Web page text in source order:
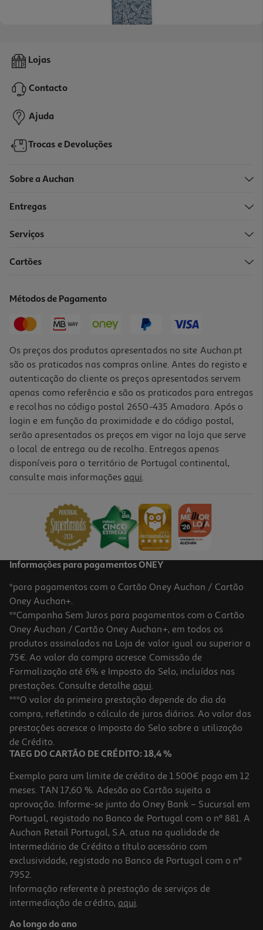
Saco Para Presente Auchan Tamanho L
2,29 €
Saco Para Presente Auchan Tamanho M
Saco Para Presente Auchan Tamanho L Modelos Sortidos
2.29 €/un
2,29 €
Saco Para Presente Auchan Infantil Tamanho L
2.29 €/un
Lojas
Contacto
Ajuda
Trocas e Devoluções
Sobre a Auchan
Entregas
Serviços
Cartões
Métodos de Pagamento
Os preços dos produtos apresentados no site Auchan.pt
são os praticados nas compras online. Antes do registo e
autenticação do cliente os preços apresentados servem
apenas como referência e são os praticados para entregas
e recolhas no código postal 2650-435 Amadora. Após o
login e em função da proximidade e do código postal,
serão apresentados os preços em vigor na loja que serve
o local de entrega ou de recolha. Entregas apenas
disponíveis para o território de Portugal continental,
consulte mais informações aqui.
Informações para pagamentos ONEY
*para pagamentos com o Cartão Oney Auchan / Cartão
Oney Auchan+.
**Campanha Sem Juros para pagamentos com o Cartão
Oney Auchan / Cartão Oney Auchan+, em todos os
produtos assinalados na Loja de valor igual ou superior a
75€. Ao valor da compra acresce Comissão de
Formalização até 6% e Imposto do Selo, incluídos nas
prestações. Consulte detalhe aqui.
***O valor da primeira prestação depende do dia da
compra, refletindo o cálculo de juros diários. Ao valor das
prestações acresce o Imposto do Selo sobre a utilização
de Crédito.
TAEG DO CARTÃO DE CRÉDITO: 18,4 %
Exemplo para um limite de crédito de 1.500€ pago em 12
meses. TAN 17,60 %. Adesão ao Cartão sujeita a
aprovação. Informe-se junto do Oney Bank – Sucursal em
Portugal, registado no Banco de Portugal com o nº 881. A
Auchan Retail Portugal, S.A. atua na qualidade de
Intermediário de Crédito a título acessório com
exclusividade, registado no Banco de Portugal com o nº
7952.
Informação referente à prestação de serviços de
intermediação de crédito, aqui.
Ao longo do ano